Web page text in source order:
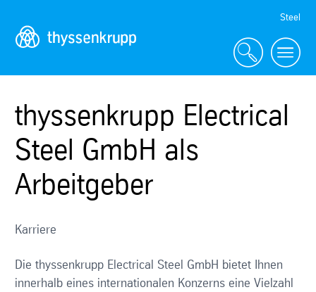
Navigation
Steel
thyssenkrupp Electrical
Steel GmbH als
Arbeitgeber
Karriere
Die thyssenkrupp Electrical Steel GmbH bietet Ihnen
innerhalb eines internationalen Konzerns eine Vielzahl